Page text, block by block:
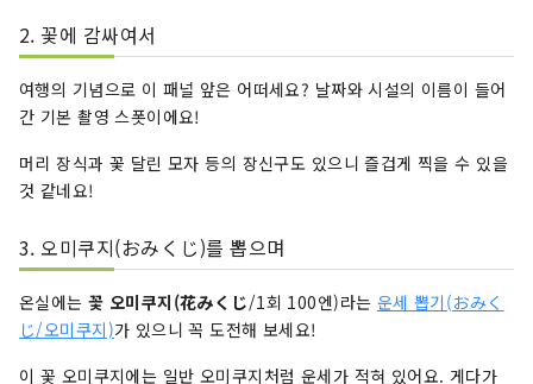
2. 꽃에 감싸여서
여행의 기념으로 이 패널 앞은 어떠세요? 날짜와 시설의 이름이 들어
간 기본 촬영 스폿이에요!
머리 장식과 꽃 달린 모자 등의 장신구도 있으니 즐겁게 찍을 수 있을
것 같네요!
3. 오미쿠지(おみくじ)를 뽑으며
온실에는꽃 오미쿠지(花みくじ/1회 100엔)라는 운세 뽑기(おみく
じ/오미쿠지)가 있으니 꼭 도전해 보세요!
이 꽃 오미쿠지에는 일반 오미쿠지처럼 운세가 적혀 있어요. 게다가